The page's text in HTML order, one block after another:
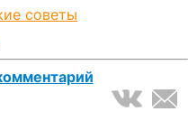
советы